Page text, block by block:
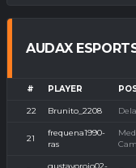
AUDAX
# PLAYER
22 Brunito_2208
21
frequena1990-
ras
gustavorojo02-